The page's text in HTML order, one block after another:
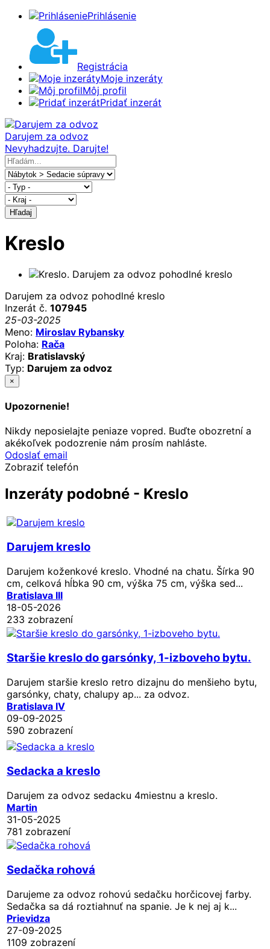
Prihlásenie
Registrácia
Moje inzeráty
Môj profil
Pridať inzerát
Darujem za odvoz
Nevyhadzujte. Darujte!
Hľadaj
Kreslo
Darujem za odvoz pohodlné kreslo
Inzerát č. 107945
25-03-2025
Meno: Miroslav Rybansky
Poloha: Rača
Kraj: Bratislavský
Typ: Darujem za odvoz
×
Upozornenie!
Nikdy neposielajte peniaze vopred. Buďte obozretní a
akékoľvek podozrenie nám prosím nahláste.
Odoslať email
Zobraziť telefón
Inzeráty podobné - Kreslo
Darujem kreslo
Darujem koženkové kreslo. Vhodné na chatu. Šírka 90
cm, celková hĺbka 90 cm, výška 75 cm, výška sed...
Bratislava III
18-05-2026
233 zobrazení
Staršie kreslo do garsónky, 1-izboveho bytu.
Darujem staršie kreslo retro dizajnu do menšieho bytu,
garsónky, chaty, chalupy ap... za odvoz.
Bratislava IV
09-09-2025
590 zobrazení
Sedacka a kreslo
Darujem za odvoz sedacku 4miestnu a kreslo.
Martin
31-05-2025
781 zobrazení
Sedačka rohová
Darujeme za odvoz rohovú sedačku horčicovej farby.
Sedačka sa dá roztiahnuť na spanie. Je k nej aj k...
Prievidza
27-09-2025
1109 zobrazení